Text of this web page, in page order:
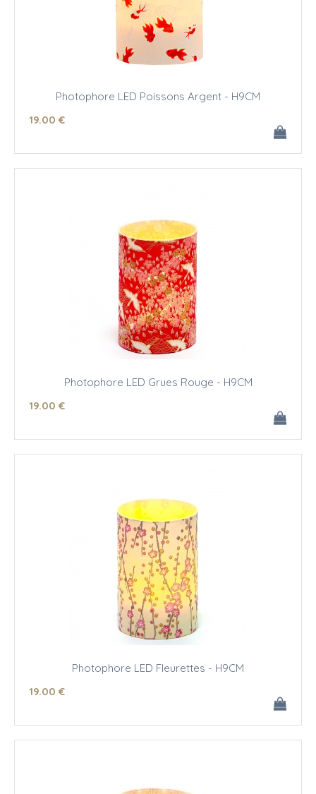
Photophore LED Poissons Argent - H9CM
19.00 €
Photophore LED Grues Rouge - H9CM
19.00 €
Photophore LED Fleurettes - H9CM
19.00 €